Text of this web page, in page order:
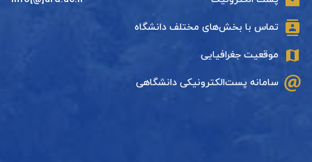
تماس با بخش‌های مختلف دانشگاه
موقعیت جغرافیایی
سامانه پست‌الکترونیکی دانشگاهی